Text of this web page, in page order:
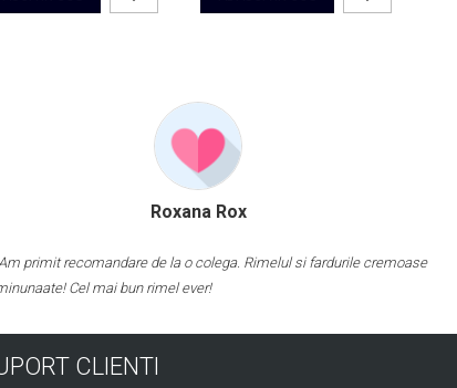
Roxana Rox
primit recomandare de la o colega. Rimelul si fardurile cremoase
Cel mai bun rimel ever!
CLIENTI